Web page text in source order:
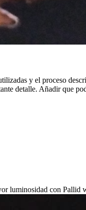
y el proceso
detalle. Añadir que
luminosidad con